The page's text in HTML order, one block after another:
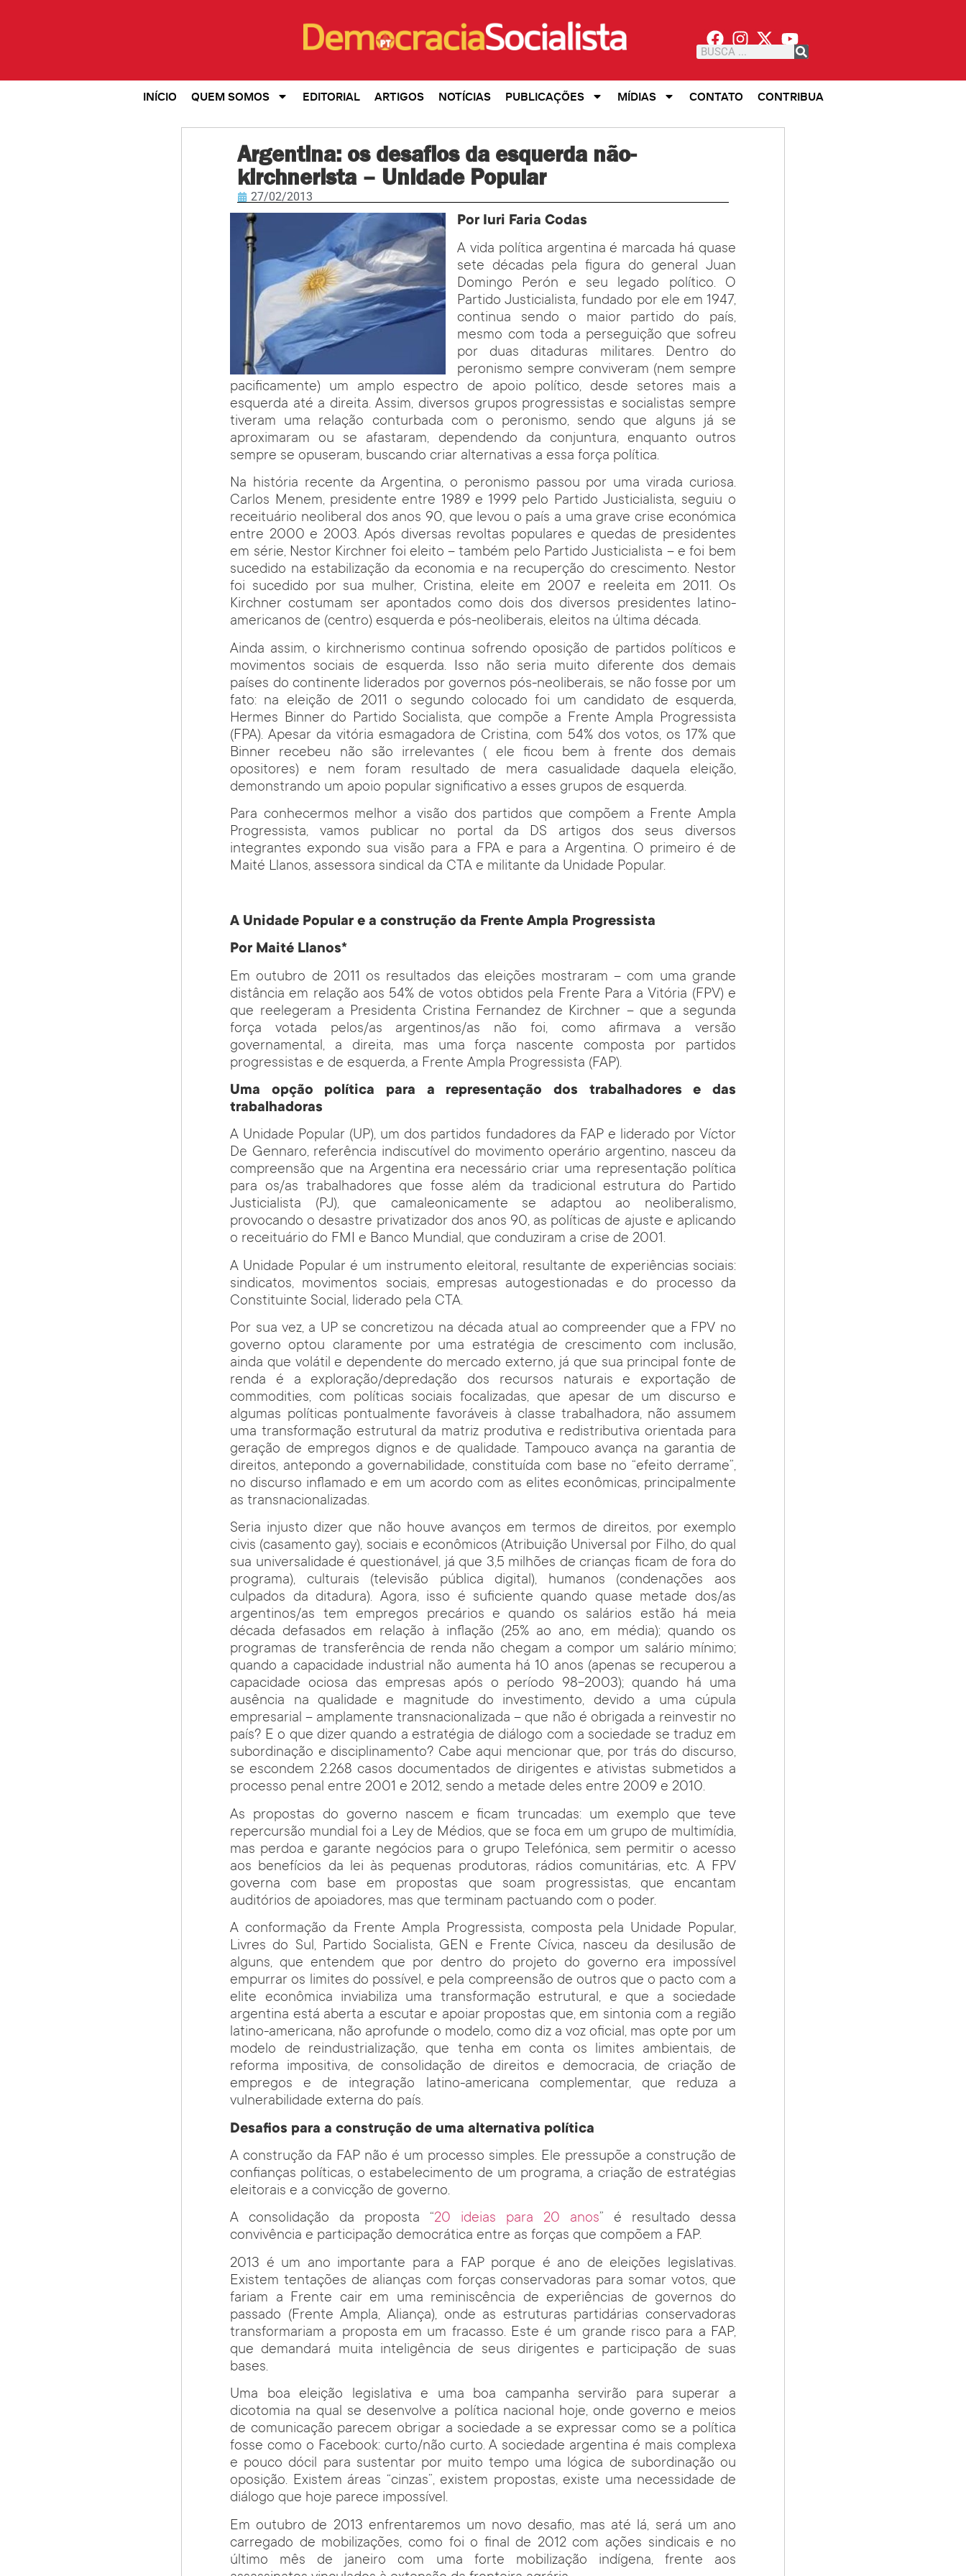
INÍCIO QUEM SOMOS EDITORIAL ARTIGOS NOTÍCIAS PUBLICAÇÕES MÍDIAS CONTATO CONTRIBUA
Argentina: os desafios da esquerda não-
kirchnerista – Unidade Popular
27/02/2013
Por Iuri Faria Codas
A vida política argentina é marcada há quase
sete décadas pela figura do general Juan
Domingo Perón e seu legado político. O
Partido Justicialista, fundado por ele em 1947,
continua sendo o maior partido do país,
mesmo com toda a perseguição que sofreu
por duas ditaduras militares. Dentro do
peronismo sempre conviveram (nem sempre
pacificamente) um amplo espectro de apoio político, desde setores mais a
esquerda até a direita. Assim, diversos grupos progressistas e socialistas sempre
tiveram uma relação conturbada com o peronismo, sendo que alguns já se
aproximaram ou se afastaram, dependendo da conjuntura, enquanto outros
sempre se opuseram, buscando criar alternativas a essa força política.
Na história recente da Argentina, o peronismo passou por uma virada curiosa.
Carlos Menem, presidente entre 1989 e 1999 pelo Partido Justicialista, seguiu o
receituário neoliberal dos anos 90, que levou o país a uma grave crise económica
entre 2000 e 2003. Após diversas revoltas populares e quedas de presidentes
em série, Nestor Kirchner foi eleito – também pelo Partido Justicialista – e foi bem
sucedido na estabilização da economia e na recuperção do crescimento. Nestor
foi sucedido por sua mulher, Cristina, eleite em 2007 e reeleita em 2011. Os
Kirchner costumam ser apontados como dois dos diversos presidentes latino-
americanos de (centro) esquerda e pós-neoliberais, eleitos na última década.
Ainda assim, o kirchnerismo continua sofrendo oposição de partidos políticos e
movimentos sociais de esquerda. Isso não seria muito diferente dos demais
países do continente liderados por governos pós-neoliberais, se não fosse por um
fato: na eleição de 2011 o segundo colocado foi um candidato de esquerda,
Hermes Binner do Partido Socialista, que compõe a Frente Ampla Progressista
(FPA). Apesar da vitória esmagadora de Cristina, com 54% dos votos, os 17% que
Binner recebeu não são irrelevantes ( ele ficou bem à frente dos demais
opositores) e nem foram resultado de mera casualidade daquela eleição,
demonstrando um apoio popular significativo a esses grupos de esquerda.
Para conhecermos melhor a visão dos partidos que compõem a Frente Ampla
Progressista, vamos publicar no portal da DS artigos dos seus diversos
integrantes expondo sua visão para a FPA e para a Argentina. O primeiro é de
Maité Llanos, assessora sindical da CTA e militante da Unidade Popular.
A Unidade Popular e a construção da Frente Ampla Progressista
Por Maité Llanos*
Em outubro de 2011 os resultados das eleições mostraram – com uma grande
distância em relação aos 54% de votos obtidos pela Frente Para a Vitória (FPV) e
que reelegeram a Presidenta Cristina Fernandez de Kirchner – que a segunda
força votada pelos/as argentinos/as não foi, como afirmava a versão
governamental, a direita, mas uma força nascente composta por partidos
progressistas e de esquerda, a Frente Ampla Progressista (FAP).
Uma opção política para a representação dos trabalhadores e das
trabalhadoras
A Unidade Popular (UP), um dos partidos fundadores da FAP e liderado por Víctor
De Gennaro, referência indiscutível do movimento operário argentino, nasceu da
compreensão que na Argentina era necessário criar uma representação política
para os/as trabalhadores que fosse além da tradicional estrutura do Partido
Justicialista (PJ), que camaleonicamente se adaptou ao neoliberalismo,
provocando o desastre privatizador dos anos 90, as políticas de ajuste e aplicando
o receituário do FMI e Banco Mundial, que conduziram a crise de 2001.
A Unidade Popular é um instrumento eleitoral, resultante de experiências sociais:
sindicatos, movimentos sociais, empresas autogestionadas e do processo da
Constituinte Social, liderado pela CTA.
Por sua vez, a UP se concretizou na década atual ao compreender que a FPV no
governo optou claramente por uma estratégia de crescimento com inclusão,
ainda que volátil e dependente do mercado externo, já que sua principal fonte de
renda é a exploração/depredação dos recursos naturais e exportação de
commodities, com políticas sociais focalizadas, que apesar de um discurso e
algumas políticas pontualmente favoráveis à classe trabalhadora, não assumem
uma transformação estrutural da matriz produtiva e redistributiva orientada para
geração de empregos dignos e de qualidade. Tampouco avança na garantia de
direitos, antepondo a governabilidade, constituída com base no “efeito derrame”,
no discurso inflamado e em um acordo com as elites econômicas, principalmente
as transnacionalizadas.
Seria injusto dizer que não houve avanços em termos de direitos, por exemplo
civis (casamento gay), sociais e econômicos (Atribuição Universal por Filho, do qual
sua universalidade é questionável, já que 3,5 milhões de crianças ficam de fora do
programa), culturais (televisão pública digital), humanos (condenações aos
culpados da ditadura). Agora, isso é suficiente quando quase metade dos/as
argentinos/as tem empregos precários e quando os salários estão há meia
década defasados em relação à inflação (25% ao ano, em média); quando os
programas de transferência de renda não chegam a compor um salário mínimo;
quando a capacidade industrial não aumenta há 10 anos (apenas se recuperou a
capacidade ociosa das empresas após o período 98-2003); quando há uma
ausência na qualidade e magnitude do investimento, devido a uma cúpula
empresarial – amplamente transnacionalizada – que não é obrigada a reinvestir no
país? E o que dizer quando a estratégia de diálogo com a sociedade se traduz em
subordinação e disciplinamento? Cabe aqui mencionar que, por trás do discurso,
se escondem 2.268 casos documentados de dirigentes e ativistas submetidos a
processo penal entre 2001 e 2012, sendo a metade deles entre 2009 e 2010.
As propostas do governo nascem e ficam truncadas: um exemplo que teve
repercursão mundial foi a Ley de Médios, que se foca em um grupo de multimídia,
mas perdoa e garante negócios para o grupo Telefónica, sem permitir o acesso
aos benefícios da lei às pequenas produtoras, rádios comunitárias, etc. A FPV
governa com base em propostas que soam progressistas, que encantam
auditórios de apoiadores, mas que terminam pactuando com o poder.
A conformação da Frente Ampla Progressista, composta pela Unidade Popular,
Livres do Sul, Partido Socialista, GEN e Frente Cívica, nasceu da desilusão de
alguns, que entendem que por dentro do projeto do governo era impossível
empurrar os limites do possível, e pela compreensão de outros que o pacto com a
elite econômica inviabiliza uma transformação estrutural, e que a sociedade
argentina está aberta a escutar e apoiar propostas que, em sintonia com a região
latino-americana, não aprofunde o modelo, como diz a voz oficial, mas opte por um
modelo de reindustrialização, que tenha em conta os limites ambientais, de
reforma impositiva, de consolidação de direitos e democracia, de criação de
empregos e de integração latino-americana complementar, que reduza a
vulnerabilidade externa do país.
Desafios para a construção de uma alternativa política
A construção da FAP não é um processo simples. Ele pressupõe a construção de
confianças políticas, o estabelecimento de um programa, a criação de estratégias
eleitorais e a convicção de governo.
A consolidação da proposta “20 ideias para 20 anos” é resultado dessa
convivência e participação democrática entre as forças que compõem a FAP.
2013 é um ano importante para a FAP porque é ano de eleições legislativas.
Existem tentações de alianças com forças conservadoras para somar votos, que
fariam a Frente cair em uma reminiscência de experiências de governos do
passado (Frente Ampla, Aliança), onde as estruturas partidárias conservadoras
transformariam a proposta em um fracasso. Este é um grande risco para a FAP,
que demandará muita inteligência de seus dirigentes e participação de suas
bases.
Uma boa eleição legislativa e uma boa campanha servirão para superar a
dicotomia na qual se desenvolve a política nacional hoje, onde governo e meios
de comunicação parecem obrigar a sociedade a se expressar como se a política
fosse como o Facebook: curto/não curto. A sociedade argentina é mais complexa
e pouco dócil para sustentar por muito tempo uma lógica de subordinação ou
oposição. Existem áreas “cinzas”, existem propostas, existe uma necessidade de
diálogo que hoje parece impossível.
Em outubro de 2013 enfrentaremos um novo desafio, mas até lá, será um ano
carregado de mobilizações, como foi o final de 2012 com ações sindicais e no
último mês de janeiro com uma forte mobilização indígena, frente aos